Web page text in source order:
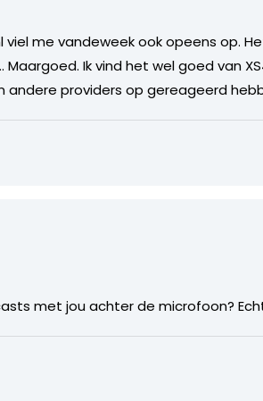
viel me vandeweek ook opeens op.
Ik vind het wel goed van
providers op gereageerd
met jou achter de microfoon?